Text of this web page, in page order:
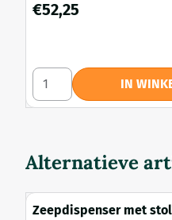
Prijs: 52,25
€52,25
Aantal kiezen voor
IN
Alternatieve
Zeepdispenser met